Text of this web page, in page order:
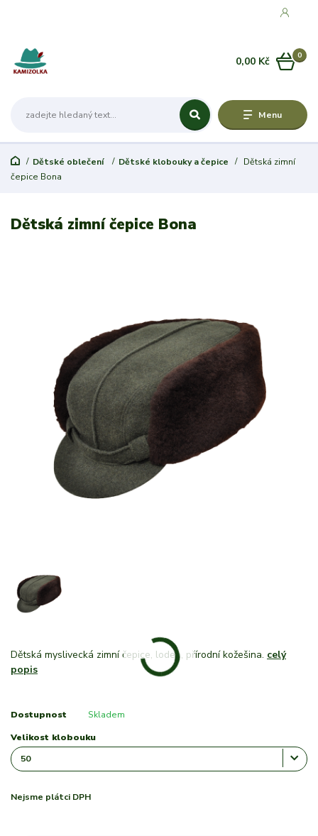
Menu
0
0,00 Kč
Dětské oblečení Dětské klobouky a čepice
Dětská zimní
čepice Bona
Dětská zimní čepice Bona
Dětská myslivecká zimní čepice, loden, přírodní kožešina. celý
popis
Dostupnost Skladem
Velikost klobouku
Nejsme plátci DPH